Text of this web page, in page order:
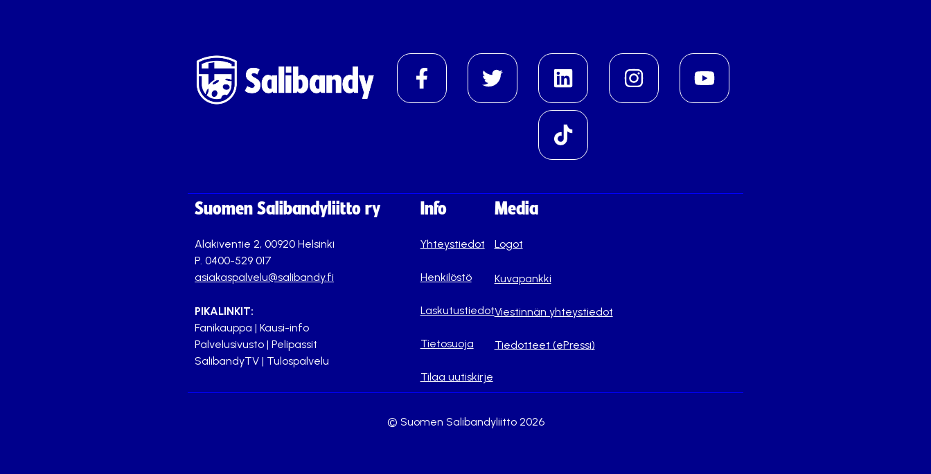
Suomen Salibandyliitto ry
Alakiventie 2, 00920 Helsinki
P. 0400-529 017
asiakaspalvelu@salibandy.fi
PIKALINKIT:
Fanikauppa | Kausi-info
Palvelusivusto | Pelipassit
SalibandyTV | Tulospalvelu
Info
Yhteystiedot
Henkilöstö
Laskutustiedot
Tietosuoja
Tilaa uutiskirje
Media
Logot
Kuvapankki
Viestinnän yhteystiedot
Tiedotteet (ePressi)
© Suomen Salibandyliitto 2026